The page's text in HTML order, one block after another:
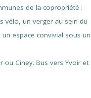
de la copropriété :
vélo, un verger au sein du
espace convivial sous un
ou Ciney. Bus vers Yvoir et